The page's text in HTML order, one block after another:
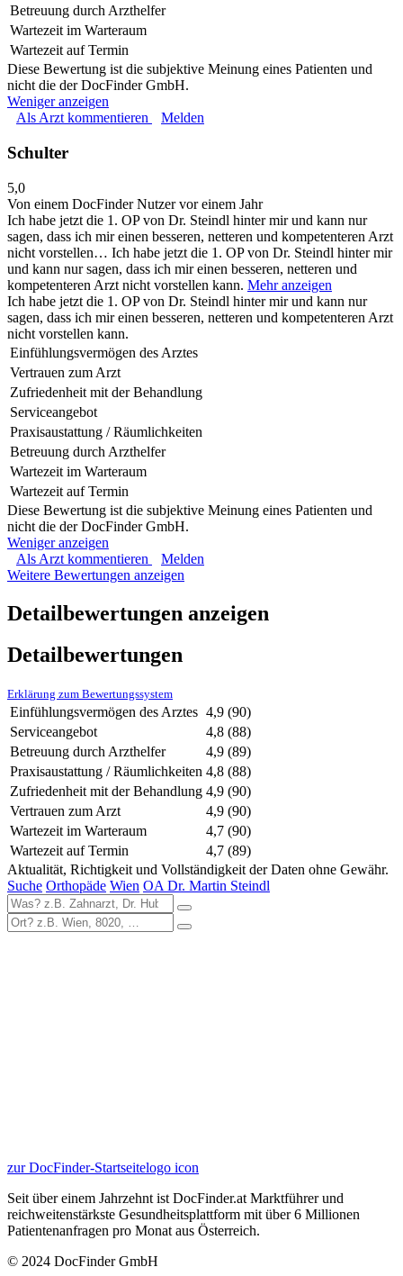
Betreuung durch Arzthelfer
Wartezeit im Warteraum
Wartezeit auf Termin
Diese Bewertung ist die subjektive Meinung eines Patienten und
nicht die der DocFinder GmbH.
Weniger anzeigen
Als Arzt kommentieren
Melden
Schulter
5,0
Von einem DocFinder Nutzervor einem Jahr
Ich habe jetzt die 1. OP von Dr. Steindl hinter mir und kann nur
sagen, dass ich mir einen besseren, netteren und kompetenteren Arzt
nicht vorstellen… Ich habe jetzt die 1. OP von Dr. Steindl hinter mir
und kann nur sagen, dass ich mir einen besseren, netteren und
kompetenteren Arzt nicht vorstellen kann. Mehr anzeigen
Ich habe jetzt die 1. OP von Dr. Steindl hinter mir und kann nur
sagen, dass ich mir einen besseren, netteren und kompetenteren Arzt
nicht vorstellen kann.
Einfühlungsvermögen des Arztes
Vertrauen zum Arzt
Zufriedenheit mit der Behandlung
Serviceangebot
Praxisaustattung / Räumlichkeiten
Betreuung durch Arzthelfer
Wartezeit im Warteraum
Wartezeit auf Termin
Diese Bewertung ist die subjektive Meinung eines Patienten und
nicht die der DocFinder GmbH.
Weniger anzeigen
Als Arzt kommentieren
Melden
Weitere Bewertungen anzeigen
Detailbewertungen anzeigen
Detailbewertungen
Erklärung zum Bewertungssystem
Einfühlungsvermögen des Arztes 4,9 (90)
Serviceangebot
4,8 (88)
Betreuung durch Arzthelfer
4,9 (89)
Praxisaustattung / Räumlichkeiten 4,8 (88)
Zufriedenheit mit der Behandlung 4,9 (90)
Vertrauen zum Arzt
4,9 (90)
Wartezeit im Warteraum
4,7 (90)
Wartezeit auf Termin
4,7 (89)
Aktualität, Richtigkeit und Vollständigkeit der Daten ohne Gewähr.
Suche Orthopäde Wien OA Dr. Martin Steindl
zur DocFinder-Startseitelogo icon
Seit über einem Jahrzehnt ist DocFinder.at Marktführer und
reichweitenstärkste Gesundheitsplattform mit über 6 Millionen
Patientenanfragen pro Monat aus Österreich.
© 2024 DocFinder GmbH